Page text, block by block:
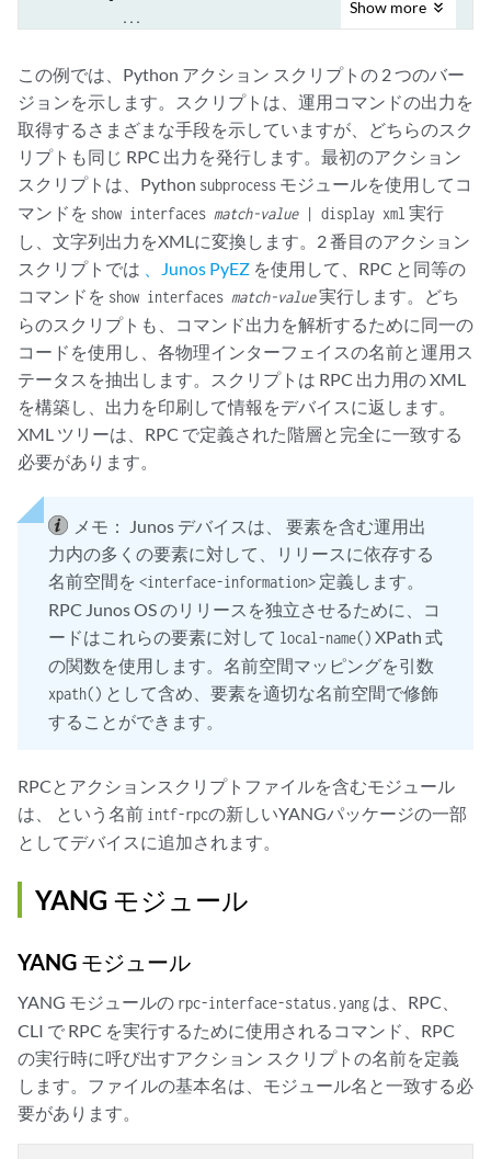
             ...
         }
     }
Show more
この例では、Python アクション スクリプトの 2 つのバー
ジョンを示します。スクリプトは、運用コマンドの出力を
取得するさまざまな手段を示していますが、どちらのスク
リプトも同じ RPC 出力を発行します。最初のアクション
スクリプトは、Python subprocess モジュールを使用してコ
マンドを show interfaces match-value| display xml 実行
し、文字列出力をXMLに変換します。2 番目のアクション
スクリプトでは
、Junos PyEZ を使用して、RPC と同等の
コマンドを show interfaces match-value実行します。どち
らのスクリプトも、コマンド出力を解析するために同一の
コードを使用し、各物理インターフェイスの名前と運用ス
テータスを抽出します。スクリプトは RPC 出力用の XML
を構築し、出力を印刷して情報をデバイスに返します。
XML ツリーは、RPC で定義された階層と完全に一致する
必要があります。
メモ：
Junos デバイスは、 要素を含む運用出
力内の多くの要素に対して、リリースに依存する
名前空間を <interface-information> 定義します。
RPC Junos OS のリリースを独立させるために、コ
ードはこれらの要素に対して local-name() XPath 式
の関数を使用します。名前空間マッピングを引数
xpath() として含め、要素を適切な名前空間で修飾
することができます。
RPCとアクションスクリプトファイルを含むモジュール
は、 という名前 intf-rpcの新しいYANGパッケージの一部
としてデバイスに追加されます。
YANG モジュール
YANG モジュール
YANG モジュールの rpc-interface-status.yang は、RPC、
CLI で RPC を実行するために使用されるコマンド、RPC
の実行時に呼び出すアクション スクリプトの名前を定義
します。ファイルの基本名は、モジュール名と一致する必
要があります。